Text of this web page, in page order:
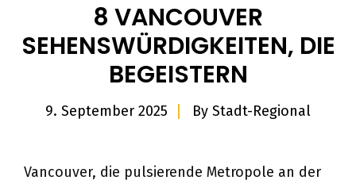
8 VANCOUVER
SEHENSWÜRDIGKEITEN, DIE
BEGEISTERN
9. September 2025 By Stadt-Regional
Vancouver, die pulsierende Metropole an der